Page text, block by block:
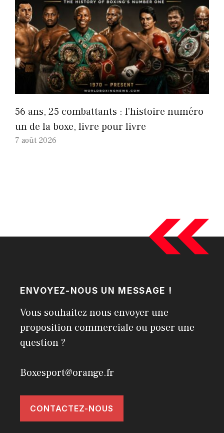
56 ans, 25 combattants : l'histoire numéro
un de la boxe, livre pour livre
7 août 2026
ENVOYEZ-NOUS UN MESSAGE !
Vous souhaitez nous envoyer une
proposition commerciale ou poser une
question ?
Boxesport@orange.fr
CONTACTEZ-NOUS